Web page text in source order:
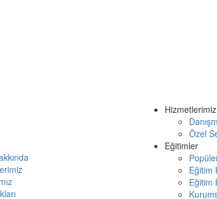
Hizmetlerimiz
Özel
Eğitimler
Eğitim
Eğitim